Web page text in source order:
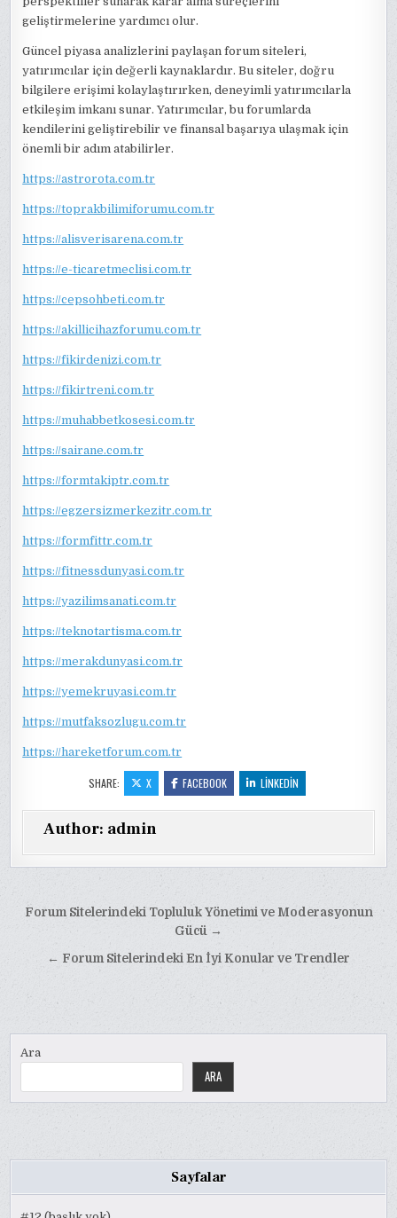
geliştirmelerine yardımcı olur.
Güncel piyasa analizlerini paylaşan forum siteleri,
yatırımcılar için değerli kaynaklardır. Bu siteler, doğru
bilgilere erişimi kolaylaştırırken, deneyimli yatırımcılarla
etkileşim imkanı sunar. Yatırımcılar, bu forumlarda
kendilerini geliştirebilir ve finansal başarıya ulaşmak için
önemli bir adım atabilirler.
https://astrorota.com.tr
https://toprakbilimiforumu.com.tr
https://alisverisarena.com.tr
https://e-ticaretmeclisi.com.tr
https://cepsohbeti.com.tr
https://akillicihazforumu.com.tr
https://fikirdenizi.com.tr
https://fikirtreni.com.tr
https://muhabbetkosesi.com.tr
https://sairane.com.tr
https://formtakiptr.com.tr
https://egzersizmerkezitr.com.tr
https://formfittr.com.tr
https://fitnessdunyasi.com.tr
https://yazilimsanati.com.tr
https://teknotartisma.com.tr
https://merakdunyasi.com.tr
https://yemekruyasi.com.tr
https://mutfaksozlugu.com.tr
https://hareketforum.com.tr
SHARE: X FACEBOOK LINKEDIN
Author: admin
Yazı
Forum Sitelerindeki Topluluk Yönetimi ve Moderasyonun
Gücü →
← Forum Sitelerindeki En İyi Konular ve Trendler
Ara
ARA
Sayfalar